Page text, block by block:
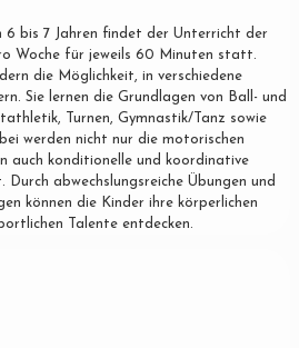
6 bis 7 Jahren findet der Unterricht der
Woche für jeweils 60 Minuten statt.
die Möglichkeit, in verschiedene
Sie lernen die Grundlagen von Ball- und
Turnen, Gymnastik/Tanz sowie
werden nicht nur die motorischen
auch konditionelle und koordinative
abwechslungsreiche Übungen und
können die Kinder ihre körperlichen
Talente entdecken.